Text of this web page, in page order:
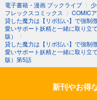
電子書籍・漫画 ブックライブ 〉
フレックスコミックス 〉 COMIC
貸した魔力は【リボ払い】で強制
愛いサポート妖精と一緒に取り立
版）
〉
貸した魔力は【リボ払い】で強制
愛いサポート妖精と一緒に取り立
版）第5話
新刊やお得